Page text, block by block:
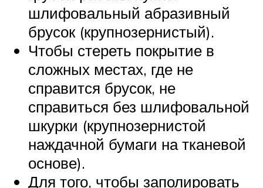
шлифовальный абразивный
брусок (крупнозернистый).
Чтобы стереть покрытие в
сложных местах, где не
справится брусок, не
справиться без шлифовальной
шкурки (крупнозернистой
наждачной бумаги на тканевой
основе).
Для того, чтобы заполировать